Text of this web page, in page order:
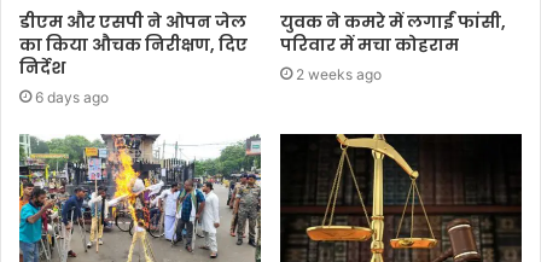
डीएम और एसपी ने ओपन जेल
का किया औचक निरीक्षण, दिए
निर्देश
6 days ago
युवक ने कमरे में लगाईं फांसी,
परिवार में मचा कोहराम
2 weeks ago